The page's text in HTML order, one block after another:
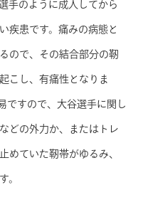
手のように成人してから
疾患です。痛みの病態と
ので、その結合部分の靭
こし、有痛性となりま
ですので、大谷選手に関し
どの外力か、またはトレ
めていた靭帯がゆるみ、
。